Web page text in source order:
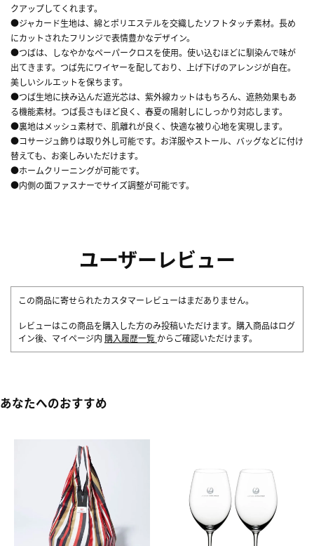
クアップしてくれます。
●ジャカード生地は、綿とポリエステルを交織したソフトタッチ素材。長め
にカットされたフリンジで表情豊かなデザイン。
●つばは、しなやかなペーパークロスを使用。使い込むほどに馴染んで味が
出てきます。つば先にワイヤーを配しており、上げ下げのアレンジが自在。
美しいシルエットを保ちます。
●つば生地に挟み込んだ遮光芯は、紫外線カットはもちろん、遮熱効果もあ
る機能素材。つば長さもほど良く、春夏の陽射しにしっかり対応します。
●裏地はメッシュ素材で、肌離れが良く、快適な被り心地を実現します。
●コサージュ飾りは取り外し可能です。お洋服やストール、バッグなどに付け
替えても、お楽しみいただけます。
●ホームクリーニングが可能です。
●内側の面ファスナーでサイズ調整が可能です。
ユーザーレビュー
この商品に寄せられたカスタマーレビューはまだありません。
レビューはこの商品を購入した方のみ投稿いただけます。購入商品はログ
イン後、マイページ内 購入履歴一覧 からご確認いただけます。
あなたへのおすすめ